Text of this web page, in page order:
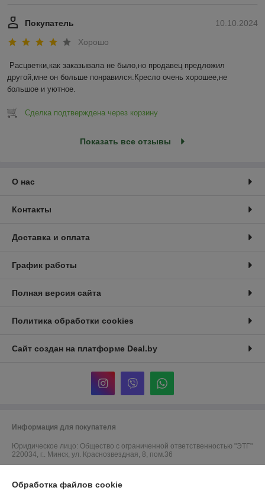
10.10.2024
Покупатель
Хорошо
Расцветки,как заказывала не было,но продавец предложил
другой,мне он больше понравился.Кресло очень хорошее,не
большое и уютное.
Сделка подтверждена через корзину
Показать все отзывы
О нас
Контакты
Доставка и оплата
График работы
Полная версия сайта
Политика обработки cookies
Сайт создан на платформе Deal.by
Информация для покупателя
Юридическое лицо: Общество с ограниченной ответственностью "ЭТГ"
220034, г.. Минск, ул. Краснозвездная, 8, пом.36
УНП: 691597030
Обработка файлов cookie